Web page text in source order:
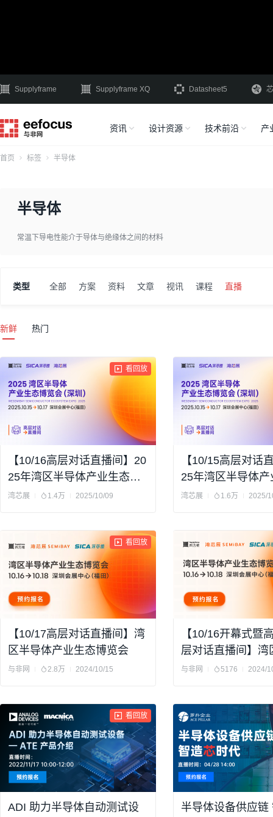
Supplyframe Supplyframe XQ Datasheet5
资讯 设计资源 技术前沿 产
首页 标签 半导体
半导体
常温下导电性能介于导体与绝缘体之间的材料
类型 全部 方案 资料 文章 视讯 课程 直播
新鲜 热门
看回放
【10/16高层对话直播间】20
25年湾区半导体产业生态博
览会
湾芯展 1.4万 2025/10/09
【10/15高层对话
25年湾区半导体
览会
湾芯展 1.6万 2025/
看回放
【10/17高层对话直播间】湾
区半导体产业生态博览会
与非网 2.8万 2024/10/15
【10/16开幕式暨
层对话直播间】湾
产业生态博览会
与非网 5176 2024/
看回放
ADI 助力半导体自动测试设
半导体设备供应链 智造＂芯